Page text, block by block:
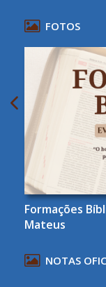
FOTOS
Formações
Mateus
NOTAS